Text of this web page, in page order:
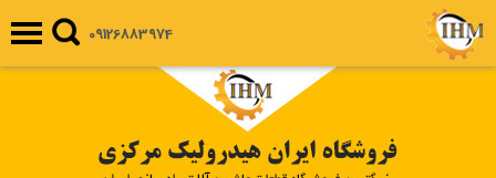
09126883974